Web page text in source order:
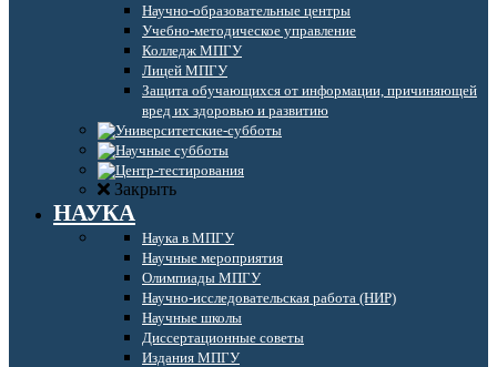
Научно-образовательные центры
Учебно-методическое управление
Колледж МПГУ
Лицей МПГУ
Защита обучающихся от информации, причиняющей
вред их здоровью и развитию
Закрыть
НАУКА
Наука в МПГУ
Научные мероприятия
Олимпиады МПГУ
Научно-исследовательская работа (НИР)
Научные школы
Диссертационные советы
Издания МПГУ